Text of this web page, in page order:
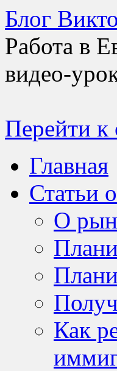
Блог
Работа в
видео-
Перейти
Главная
Статьи
О
Как